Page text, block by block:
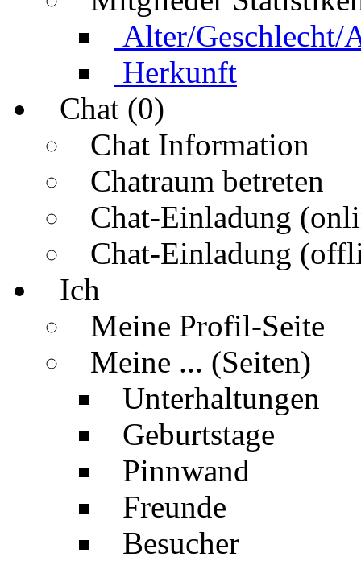
Alter/Geschlecht/
Herkunft
Chat (0)
Chat Information
Chatraum betreten
Chat-Einladung
Chat-Einladung
Ich
Meine Profil-Seite
Meine ... (Seiten)
Unterhaltungen
Geburtstage
Pinnwand
Freunde
Besucher